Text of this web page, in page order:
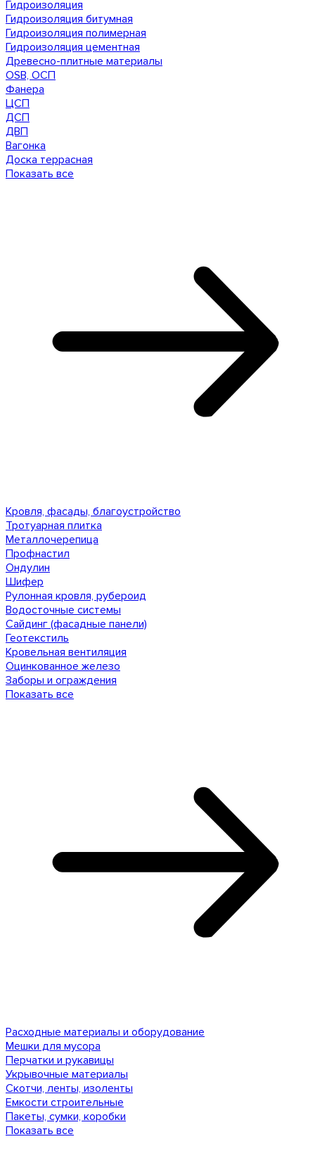
Гидроизоляция
Гидроизоляция битумная
Гидроизоляция полимерная
Гидроизоляция цементная
Древесно-плитные материалы
OSB, ОСП
Фанера
ЦСП
ДСП
ДВП
Вагонка
Доска террасная
Показать все
Кровля, фасады, благоустройство
Тротуарная плитка
Металлочерепица
Профнастил
Ондулин
Шифер
Рулонная кровля, рубероид
Водосточные системы
Сайдинг (фасадные панели)
Геотекстиль
Кровельная вентиляция
Оцинкованное железо
Заборы и ограждения
Показать все
Расходные материалы и оборудование
Мешки для мусора
Перчатки и рукавицы
Укрывочные материалы
Скотчи, ленты, изоленты
Емкости строительные
Пакеты, сумки, коробки
Показать все